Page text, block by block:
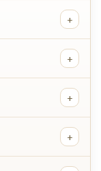
+
+
+
+